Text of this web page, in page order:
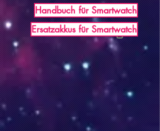
USB Germany
Handbuch für Smartwatch
Ersatzakkus für Smartwatch